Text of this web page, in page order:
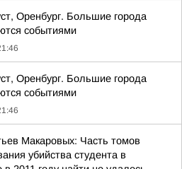
Оренбург. Большие города
событиями
Оренбург. Большие города
событиями
Макаровых: Часть томов
убийства студента в